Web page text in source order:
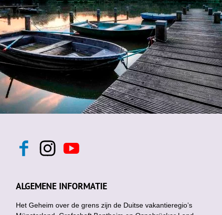
F
b
o
k
I
n
a
g
a
Y
o
u
b
ALGEMENE INFORMATIE
Het Geheim over de grens zijn de Duitse vakantieregio’s